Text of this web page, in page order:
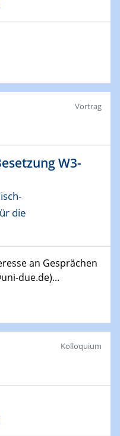
und Wissenschaft
in
Enabling
von
Wasserstoff.
Vortrag
W3-
die
an Gesprächen
due.de)...
Kolloquium